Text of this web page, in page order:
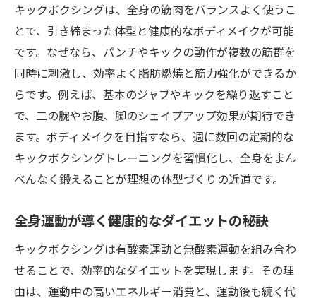
キックボクシングとサプリの効果的な取り
入れ方
筋力強化に役立つサプリの選び方ガイド
健康維持を支えるキックボクシングの栄養
戦略
キックボクシングで効率よくボディメイク
する方法
サプリ活用で運動効果を最大化する実践ポ
初心者が知るべきサプリの安全な活用法
健康維持に役立つキックボクシングの始め方
キックボクシングを無理なく始めるステッ
プ
キックボクシングは、全身の筋肉をバランスよく使うこ
とで、引き締まった体型と健康的なボディメイクが可能
です。なぜなら、パンチやキックの動作が複数の筋群を
同時に刺激し、効率よく脂肪燃焼と筋力強化ができるか
らです。例えば、基本のジャブやキックを繰り返すこと
で、二の腕やお腹、脚のシェイプアップ効果が期待でき
ます。ボディメイクを目指すなら、週に数回の定期的な
キックボクシングトレーニングを習慣化し、全身をまん
べんなく鍛えることが理想の体型づくりの近道です。
全身運動が導く健康的なダイエットの秘訣
キックボクシングは有酸素運動と無酸素運動を組み合わ
せることで、効率的なダイエットを実現します。その理
由は、運動中の高いエネルギー消費と、運動後も続く代